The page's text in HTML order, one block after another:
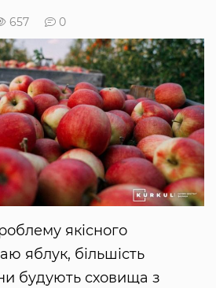
657 0
якісного
яблук, більшість
будують сховища з